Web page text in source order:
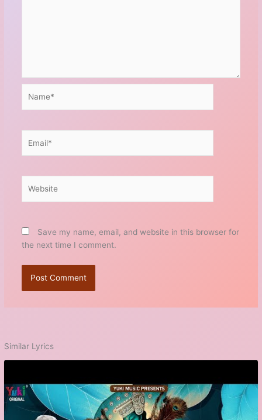
Save my name, email, and website in this browser for
the next time I comment.
Similar Lyrics